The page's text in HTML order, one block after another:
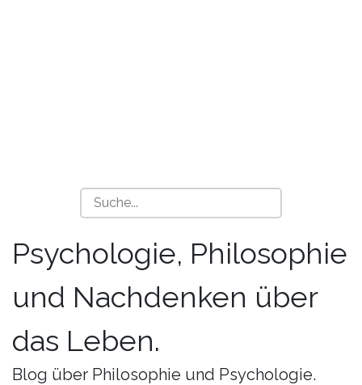
Psychologie, Philosophie
und Nachdenken über
das Leben.
Blog über Philosophie und Psychologie.